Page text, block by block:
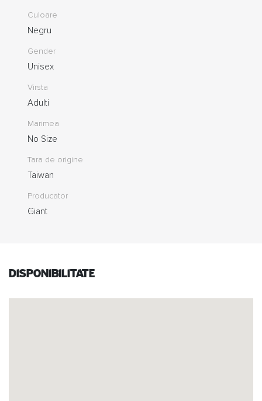
Culoare
Negru
Gender
Unisex
Virsta
Adulti
Marimea
No Size
Tara de origine
Taiwan
Producator
Giant
Disponibilitate